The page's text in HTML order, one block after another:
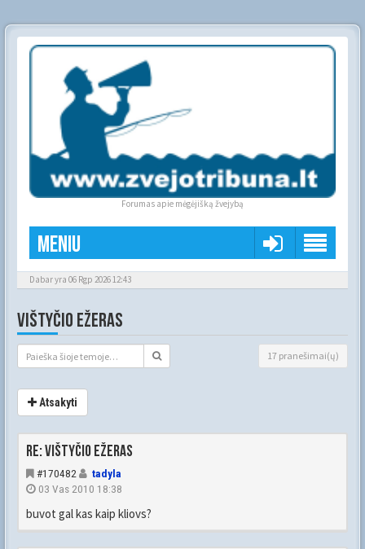
Forumas apie mėgėjišką žvejybą
Meniu
Dabar yra 06 Rgp 2026 12:43
VIŠTYČIO EŽERAS
17 pranešimai(ų)
Atsakyti
Re: Vištyčio ežeras
#170482
tadyla
03 Vas 2010 18:38
buvot gal kas kaip kliovs?